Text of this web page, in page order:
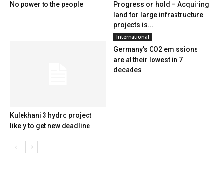
No power to the people
Progress on hold – Acquiring
land for large infrastructure
projects is...
Kulekhani 3 hydro project
likely to get new deadline
International
Germany’s CO2 emissions
are at their lowest in 7
decades